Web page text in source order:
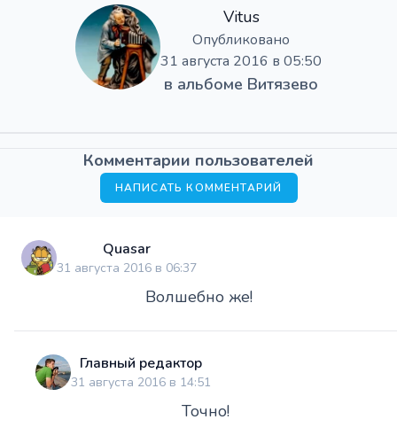
Vitus
Опубликовано
31 августа 2016 в 05:50
в альбоме Витязево
Комментарии пользователей
НАПИСАТЬ КОММЕНТАРИЙ
Quasar
31 августа 2016 в 06:37
Волшебно же!
Главный редактор
31 августа 2016 в 14:51
Точно!